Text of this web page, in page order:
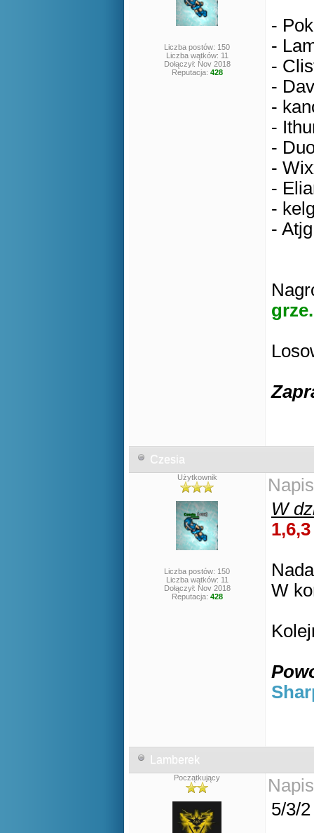
Liczba postów: 150
Liczba wątków: 11
Dołączył: Nov 2018
Reputacja: 428
-
-
-
-
-
-
-
-
-
-
-
grze.
Czesia
Użytkownik
Liczba postów: 150
Liczba wątków: 11
Dołączył: Nov 2018
Reputacja: 428
W
1,6,3
W
Lamberek
Początkujący
5/3/